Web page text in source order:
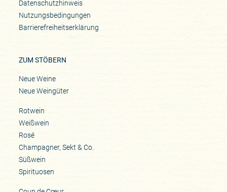
Datenschutzhinweis
Nutzungsbedingungen
Barrierefreiheitserklärung
ZUM STÖBERN
Neue Weine
Neue Weingüter
Rotwein
Weißwein
Rosé
Champagner, Sekt & Co.
Süßwein
Spirituosen